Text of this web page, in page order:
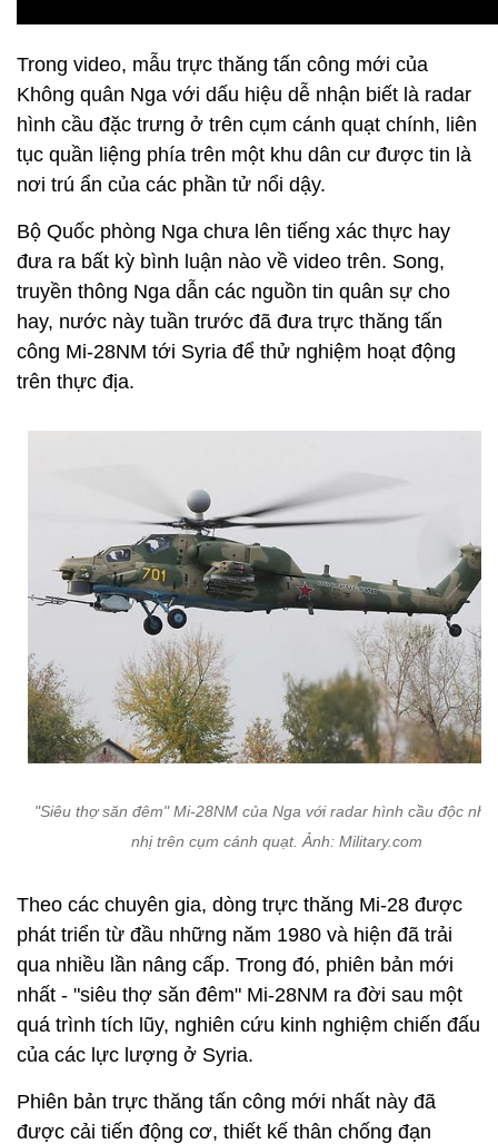
Trong video, mẫu trực thăng tấn công mới của
Không quân Nga với dấu hiệu dễ nhận biết là radar
hình cầu đặc trưng ở trên cụm cánh quạt chính, liên
tục quần liệng phía trên một khu dân cư được tin là
nơi trú ẩn của các phần tử nổi dậy.
Bộ Quốc phòng Nga chưa lên tiếng xác thực hay
đưa ra bất kỳ bình luận nào về video trên. Song,
truyền thông Nga dẫn các nguồn tin quân sự cho
hay, nước này tuần trước đã đưa trực thăng tấn
công Mi-28NM tới Syria để thử nghiệm hoạt động
trên thực địa.
"Siêu thợ săn đêm" Mi-28NM của Nga với radar hình cầu độc
nhị trên cụm cánh quạt. Ảnh: Military.com
Theo các chuyên gia, dòng trực thăng Mi-28 được
phát triển từ đầu những năm 1980 và hiện đã trải
qua nhiều lần nâng cấp. Trong đó, phiên bản mới
nhất - "siêu thợ săn đêm" Mi-28NM ra đời sau một
quá trình tích lũy, nghiên cứu kinh nghiệm chiến đấu
của các lực lượng ở Syria.
Phiên bản trực thăng tấn công mới nhất này đã
được cải tiến động cơ, thiết kế thân chống đạn